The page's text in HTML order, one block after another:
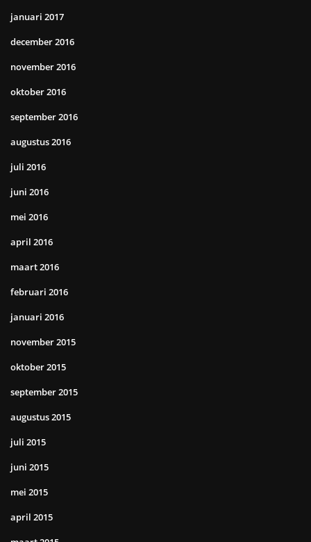
januari 2017
december 2016
november 2016
oktober 2016
september 2016
augustus 2016
juli 2016
juni 2016
mei 2016
april 2016
maart 2016
februari 2016
januari 2016
november 2015
oktober 2015
september 2015
augustus 2015
juli 2015
juni 2015
mei 2015
april 2015